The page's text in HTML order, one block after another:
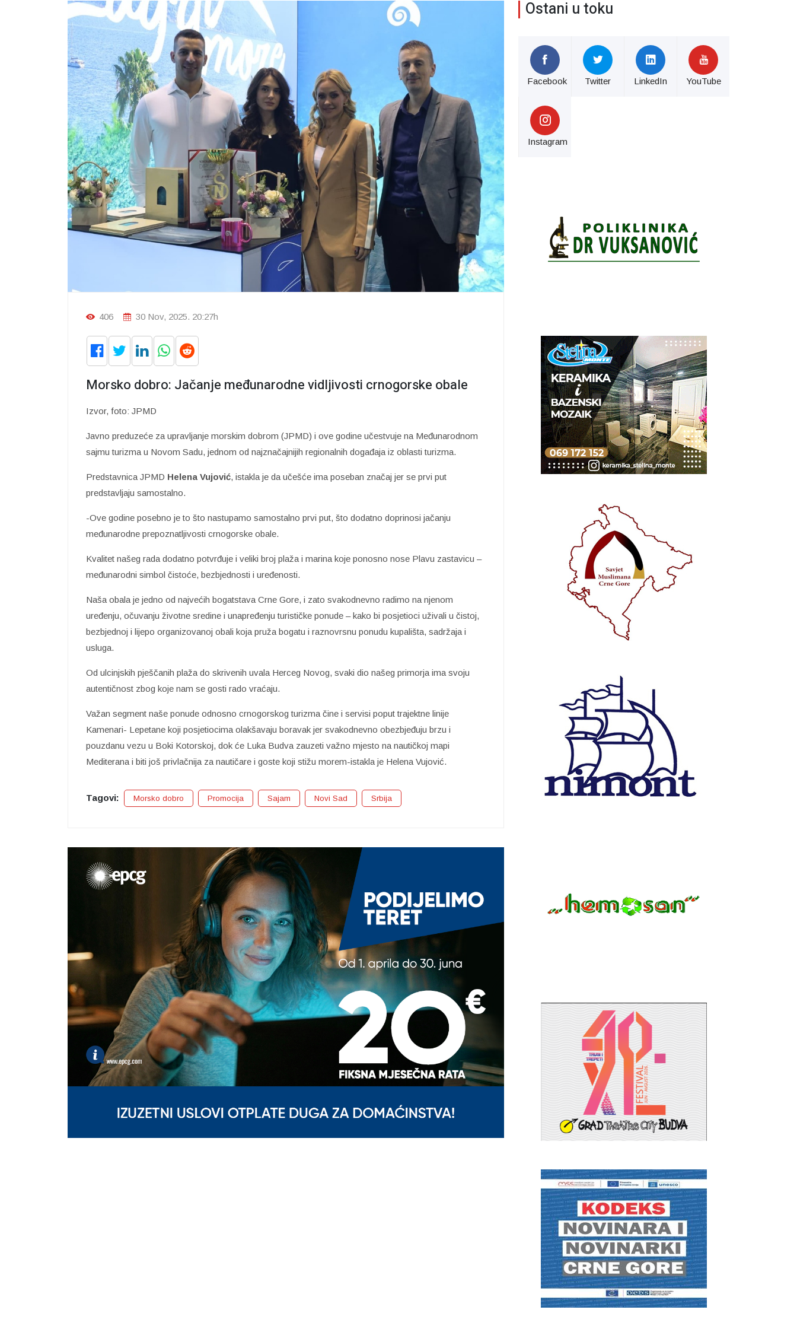
406 30 Nov, 2025. 20:27h
Morsko dobro: Jačanje međunarodne vidljivosti crnogorske obale
Izvor, foto: JPMD
Javno preduzeće za upravljanje morskim dobrom (JPMD) i ove godine učestvuje na Međunarodnom
sajmu turizma u Novom Sadu, jednom od najznačajnijih regionalnih događaja iz oblasti turizma.
Predstavnica JPMD Helena Vujović, istakla je da učešće ima poseban značaj jer se prvi put
predstavljaju samostalno.
-Ove godine posebno je to što nastupamo samostalno prvi put, što dodatno doprinosi jačanju
međunarodne prepoznatljivosti crnogorske obale.
Kvalitet našeg rada dodatno potvrđuje i veliki broj plaža i marina koje ponosno nose Plavu zastavicu –
međunarodni simbol čistoće, bezbjednosti i uređenosti.
Naša obala je jedno od najvećih bogatstava Crne Gore, i zato svakodnevno radimo na njenom
uređenju, očuvanju životne sredine i unapređenju turističke ponude – kako bi posjetioci uživali u čistoj,
bezbjednoj i lijepo organizovanoj obali koja pruža bogatu i raznovrsnu ponudu kupališta, sadržaja i
usluga.
Od ulcinjskih pješčanih plaža do skrivenih uvala Herceg Novog, svaki dio našeg primorja ima svoju
autentičnost zbog koje nam se gosti rado vraćaju.
Važan segment naše ponude odnosno crnogorskog turizma čine i servisi poput trajektne linije
Kamenari- Lepetane koji posjetiocima olakšavaju boravak jer svakodnevno obezbjeđuju brzu i
pouzdanu vezu u Boki Kotorskoj, dok će Luka Budva zauzeti važno mjesto na nautičkoj mapi
Mediterana i biti još privlačnija za nautičare i goste koji stižu morem-istakla je Helena Vujović.
Tagovi: Morsko dobro Promocija Sajam Novi Sad Srbija
Ostani u toku
Facebook Twitter LinkedIn YouTube
Instagram